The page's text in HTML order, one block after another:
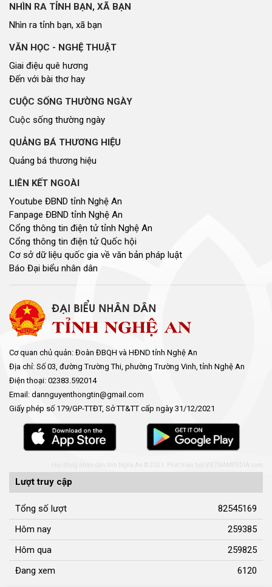
NHÌN RA TỈNH BẠN, XÃ BẠN
Nhìn ra tỉnh bạn, xã bạn
VĂN HỌC - NGHỆ THUẬT
Giai điệu quê hương
Đến với bài thơ hay
CUỘC SỐNG THƯỜNG NGÀY
Cuộc sống thường ngày
QUẢNG BÁ THƯƠNG HIỆU
Quảng bá thương hiệu
LIÊN KẾT NGOÀI
Youtube ĐBND tỉnh Nghệ An
Fanpage ĐBND tỉnh Nghệ An
Cổng thông tin điện tử tỉnh Nghệ An
Cổng thông tin điện tử Quốc hội
Cơ sở dữ liệu quốc gia về văn bản pháp luật
Báo Đại biểu nhân dân
Cơ quan chủ quản: Đoàn ĐBQH và HĐND tỉnh Nghệ An
Địa chỉ: Số 03, đường Trường Thi, phường Trường Vinh, tỉnh Nghệ An
Điện thoại: 02383.592014
Email: dannguyenthongtin@gmail.com
Giấy phép số 179/GP-TTĐT, Sở TT&TT cấp ngày 31/12/2021
Hội đồng nhân dân tỉnh Nghệ An © 2021. Phát triển bởi
Lượt truy cập
Tổng số lượt
82545169
Hôm nay
259385
Hôm qua
259825
Đang xem
6120